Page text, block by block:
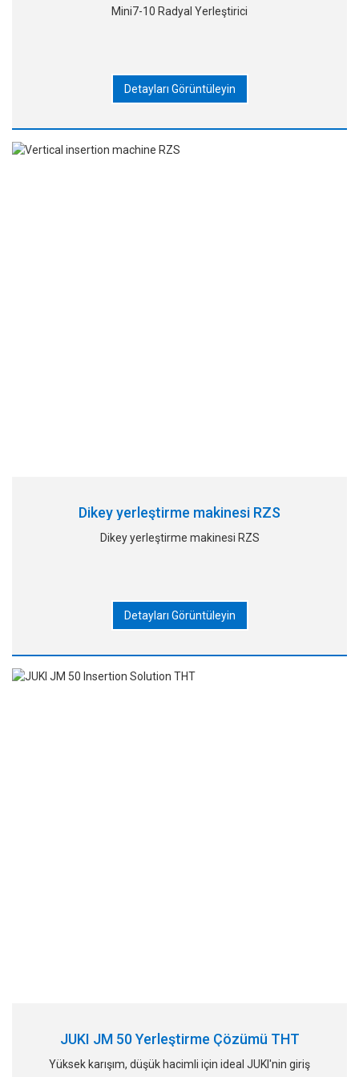
Mini7-10 Radyal Yerleştirici
Detayları Görüntüleyin
Dikey yerleştirme makinesi RZS
Dikey yerleştirme makinesi RZS
Detayları Görüntüleyin
JUKI JM 50 Yerleştirme Çözümü THT
Yüksek karışım, düşük hacimli için ideal JUKI'nin giriş